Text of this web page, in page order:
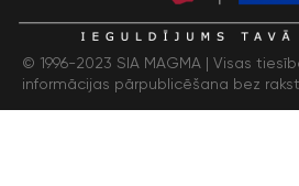
© 1996-2023 SIA MAGMA | Visas
informācijas pārpublicēšana bez